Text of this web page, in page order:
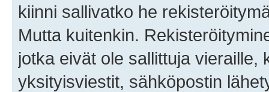
kiinni sallivatko he
Mutta kuitenkin.
jotka eivät ole sallittuja vieraille,
yksityisviestit, sähköpostin